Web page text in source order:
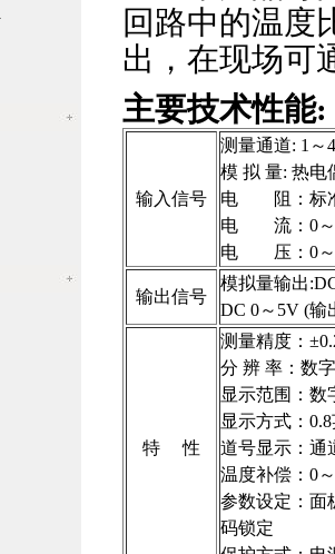
回路中的温度
出，在现场可
主要技术性能:
输入信号
测量通道: 1～
模 拟 量: 热电
电 阻：标
电 流：0～
电 压：0～
输出信号
模拟量输出
DC 0～5V (输
特 性
测量精度：
分 辨 率 ： 数
显示范围 ： 数
显示方式 ：
道号显示 ： 通
温度补偿 ： 0
参数设定 ： 面
码锁定